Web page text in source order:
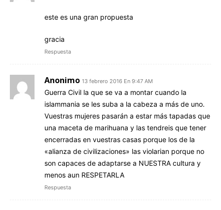
este es una gran propuesta
gracia
Respuesta
Anonimo 13 febrero 2016 En 9:47 AM
Guerra Civil la que se va a montar cuando la
islammania se les suba a la cabeza a más de uno.
Vuestras mujeres pasarán a estar más tapadas que
una maceta de marihuana y las tendreis que tener
encerradas en vuestras casas porque los de la
«alianza de civilizaciones» las violarian porque no
son capaces de adaptarse a NUESTRA cultura y
menos aun RESPETARLA
Respuesta